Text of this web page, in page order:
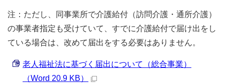
注：ただし、同事業所で介護給付（訪問介護・通所介護）
の事業者指定も受けていて、すでに介護給付で届け出をし
ている場合は、改めて届出をする必要はありません。
老人福祉法に基づく届出について（総合事業）
（Word 20.9 KB）